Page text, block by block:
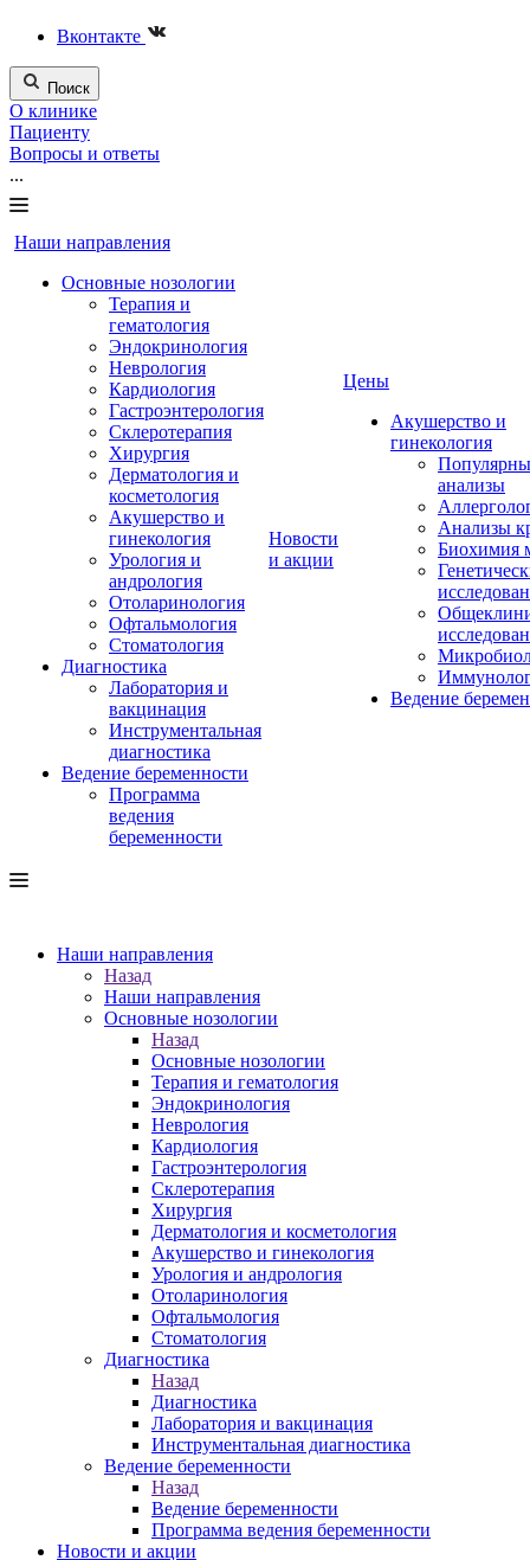
Вконтакте
Поиск
О клинике
Пациенту
Вопросы и ответы
...
Наши направления
Основные нозологии
Терапия и
гематология
Эндокринология
Неврология
Кардиология
Гастроэнтерология
Склеротерапия
Хирургия
Дерматология и
косметология
Акушерство и
гинекология
Урология и
андрология
Отоларинология
Офтальмология
Стоматология
Диагностика
Лаборатория и
вакцинация
Инструментальная
диагностика
Ведение беременности
Программа
ведения
беременности
Новости
и акции
Цены
Акушерство и
гинекология
анализы
Анализы
Биохимия
Ведение
Наши направления
Назад
Наши направления
Основные нозологии
Назад
Основные нозологии
Терапия и гематология
Эндокринология
Неврология
Кардиология
Гастроэнтерология
Склеротерапия
Хирургия
Дерматология и косметология
Акушерство и гинекология
Урология и андрология
Отоларинология
Офтальмология
Стоматология
Диагностика
Назад
Диагностика
Лаборатория и вакцинация
Инструментальная диагностика
Ведение беременности
Назад
Ведение беременности
Программа ведения беременности
Новости и акции